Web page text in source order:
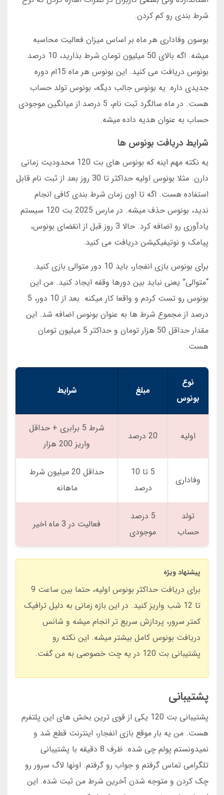
شرط بندی رو کم کردن.
بوسون وفاداری هر ماه بر اساس میزان فعالیت محاسبه
میشه. اگه بالای 50 میلیون تومان شرط بذارید، 10 درصد
بونوس دریافت می کنید. این بونوس هر ماه 15ام دوره
جدیدی داره. یه بونوس جالب دیگه، بونوس تولد حساب
هست. در ماه سالگرد ثبت نام، 5 درصد از میانگین موجودی
حساب به عنوان هدیه داده میشه.
شرایط دریافت بونوس ها
یه نکته مهم اینه که بونوس های بت 120 محدودیت زمانی
دارن. مثلا بونوس اولیه حداکثر تا 30 روز بعد از ثبت نام قابل
استفاده هست. اگه تا اون زمان شرط بندی کافی انجام
ندید، بونوس حذف میشه. در مارس 2025 بت 120 سیستم
یادآوری رو اضافه کرد. حالا 3 روز قبل از انقضای بونوس،
پیامک و نوتیفیکیشن دریافت می کنید.
برای بونوس بازی انفجار، باید 10 دور متوالی بازی کنید.
“متوالی” یعنی نباید بین دورها وقفه ایجاد کنید. من این
بونوس رو تست کردم و واقعا کار میکنه. بعد از 10 دور، 5
درصد از مجموع شرط ها به عنوان بونوس اضافه شد. این
مقدار حداقل 50 هزار تومان و حداکثر 5 میلیون تومان
هست.
نوع
بونوس
مبلغ شرایط
اولیه 20 درصد
شرط 5 برابری + حداقل
واریز 200 هزار
وفاداری
5 تا 10
درصد
حداقل 20 میلیون شرط
ماهانه
تولد
حساب
5 درصد
موجودی
فعالیت در 3 ماه اخیر
پیشنهاد ویژه
برای دریافت حداکثر بونوس اولیه، حتما بین ساعت 9
تا 12 شب واریز کنید. در این بازه زمانی به دلیل ترافیک
کمتر سرور، پردازش سریع تر انجام میشه و شانس
دریافت بونوس کامل بیشتر میشه. این نکته رو
پشتیبانی بت 120 در یه چت خصوصی به من گفت.
پشتیبانی
پشتیبانی بت 120 یکی از قوی ترین بخش های این پلتفرم
هست. من یه بار موقع بازی انفجار، اینترنت قطع شد و
نمیدونستم پولم چی شده. ظرف 8 دقیقه با پشتیبانی
تلگرامی تماس گرفتم و جواب رو گرفتم. اونها لاگ سرور رو
چک کردن و متوجه شدن آخرین شرط من ثبت شده. این